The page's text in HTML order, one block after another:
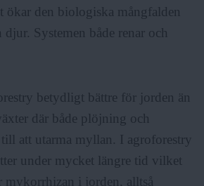
ökar den biologiska mångfalden
Systemen både renar och
betydligt bättre för jorden än
där både plöjning och
att utarma myllan. I agroforestry
under mycket längre tid vilket
mykorrhizan i jorden, alltså